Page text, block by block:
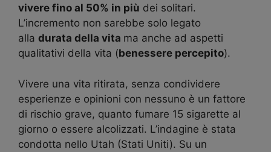
vivere fino al 50% in più dei solitari.
L’incremento non sarebbe solo legato
alla durata della vita ma anche ad aspetti
qualitativi della vita (benessere percepito).
Vivere una vita ritirata, senza condividere
esperienze e opinioni con nessuno è un fattore
di rischio grave, quanto fumare 15 sigarette al
giorno o essere alcolizzati. L’indagine è stata
condotta nello Utah (Stati Uniti). Su un